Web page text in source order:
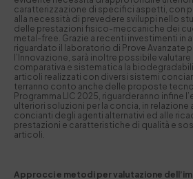
caratterizzazione di specifici aspetti, con
alla necessità di prevedere sviluppi nello
delle prestazioni fisico-meccaniche dei
metal-free. Grazie a recenti investimenti in
riguardato il laboratorio di Prove Avanzate
l’Innovazione, sarà inoltre possibile valutare
comparativa e sistematica la
articoli realizzati con diversi sistemi
terranno conto anche delle proposte
Programma LIC 2025, riguarderanno infine
ulteriori soluzioni per la concia, in relazione
concianti degli agenti alternativi ed alle
prestazioni e caratteristiche di qualità e
articoli.
Approcci e metodi per valutazione